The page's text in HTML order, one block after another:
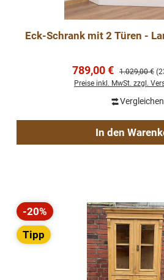
Eck-Schrank mit 2 Türen -
Verkaufspreis:
789,00 € Regulärer
1.029,00 €
Preise inkl. MwSt. zzgl.
Vergleichen
In den
Rabatt
-20%
Tipp